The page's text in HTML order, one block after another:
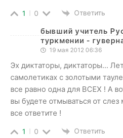
1 0 Ответить
бывший учитель
туркмении -
19 мая 2012 06:36
Эх диктаторы, диктаторы…
самолетиках с золотыми
все равно одна для ВСЕХ ! А
вы будете отмываться от
все ответите !
1 0 Ответить